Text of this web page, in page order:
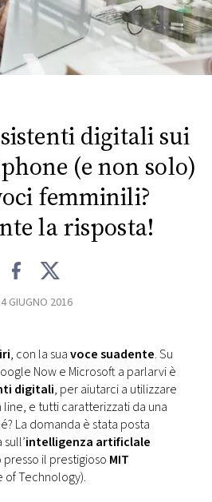
digitali sui
(e non solo)
femminili?
la risposta!
GIUGNO 2016
, con la suavoce suadente. Su
Now e Microsoft a parlarvi è
digitali, per aiutarci a utilizzare
e tutti caratterizzati da una
La domanda è stata posta
intelligenza artificlale
il prestigioso MIT
of Technology).